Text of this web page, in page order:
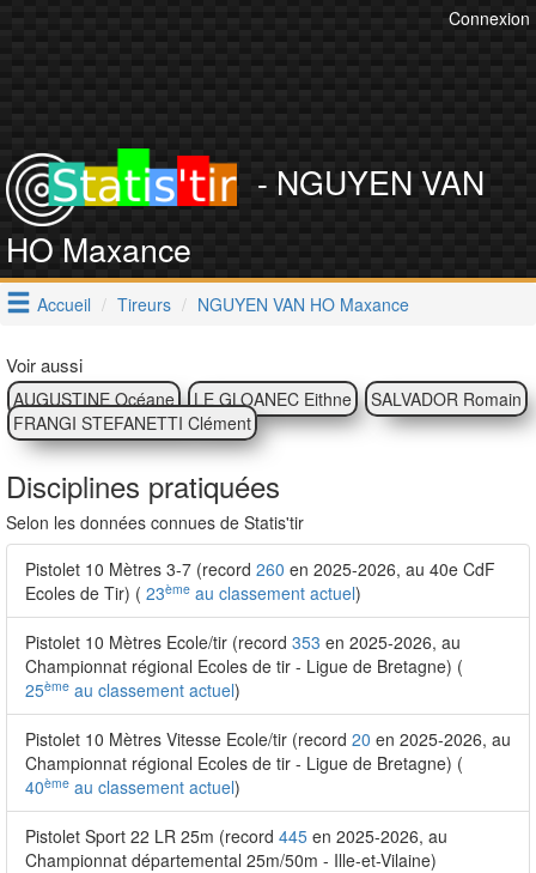
Connexion
- NGUYEN VAN
HO Maxance
Accueil Tireurs NGUYEN VAN HO Maxance
Voir aussi
AUGUSTINE Océane LE GLOANEC Eithne
SALVADOR Romain
FRANGI STEFANETTI Clément
Disciplines pratiquées
Selon les données connues de Statis'tir
Pistolet 10 Mètres 3-7 (record 260 en 2025-2026, au 40e CdF
Ecoles de Tir) ( 23ème au classement actuel)
Pistolet 10 Mètres Ecole/tir (record 353 en 2025-2026, au
Championnat régional Ecoles de tir - Ligue de Bretagne) (
25ème au classement actuel)
Pistolet 10 Mètres Vitesse Ecole/tir (record 20 en 2025-2026, au
Championnat régional Ecoles de tir - Ligue de Bretagne) (
40ème au classement actuel)
Pistolet Sport 22 LR 25m (record 445 en 2025-2026, au
Championnat départemental 25m/50m - Ille-et-Vilaine)